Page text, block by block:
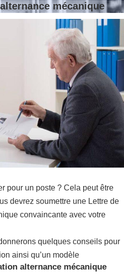
mécanique
pour un poste ? Cela peut être
devrez soumettre une Lettre de
convaincante avec votre
quelques conseils pour
ainsi qu’un modèle
alternance mécanique